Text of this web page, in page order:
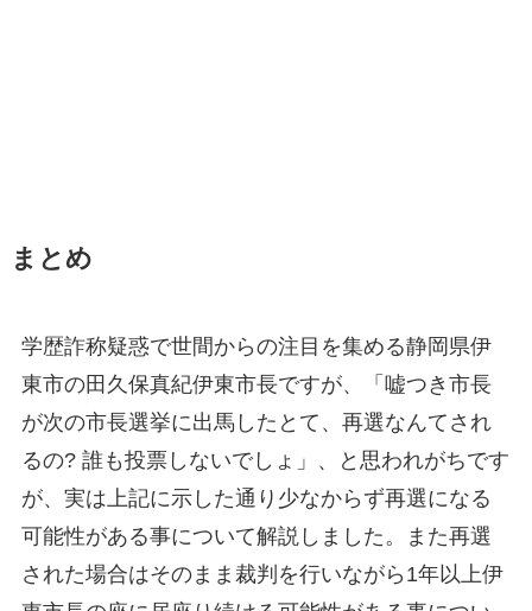
まとめ
学歴詐称疑惑で世間からの注目を集める静岡県伊
東市の田久保真紀伊東市長ですが、「嘘つき市長
が次の市長選挙に出馬したとて、再選なんてされ
るの? 誰も投票しないでしょ」、と思われがちです
が、実は上記に示した通り少なからず再選になる
可能性がある事について解説しました。また再選
された場合はそのまま裁判を行いながら1年以上伊